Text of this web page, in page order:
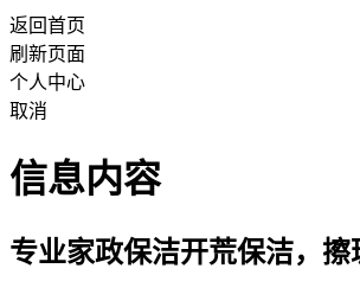
返回首页
刷新页面
个人中心
取消
信息内容
专业家政保洁开荒保洁，擦